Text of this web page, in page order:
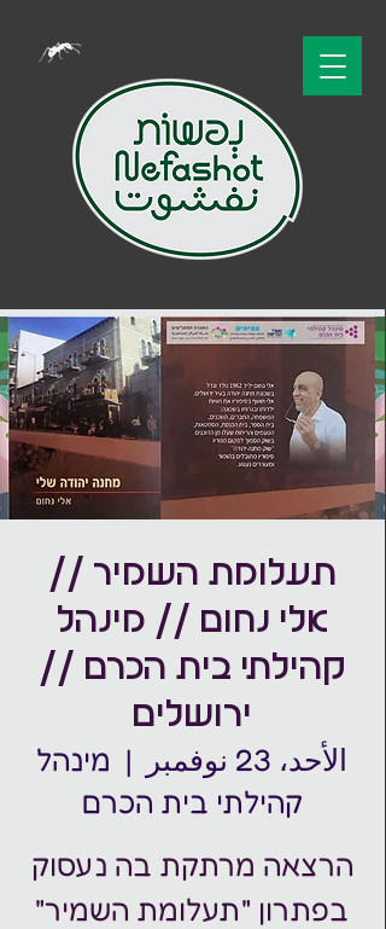
תעלומת השמיר //
אלי נחום // מינהל
קהילתי בית הכרם //
ירושלים
الأحد، 23 نوفمبر
  |
מינהל
קהילתי בית הכרם
הרצאה מרתקת בה נעסוק
בפתרון "תעלומת השמיר"